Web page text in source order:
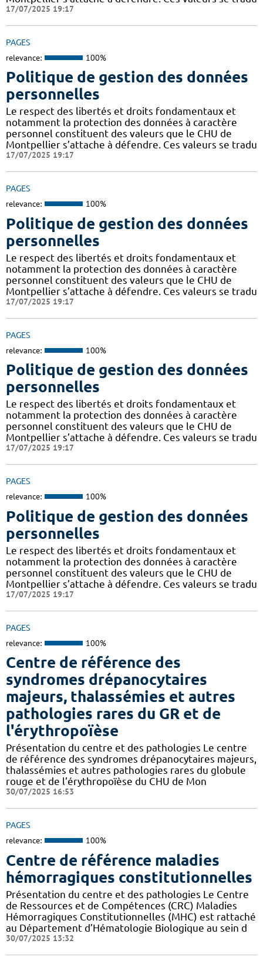
17/07/2025 19:17
PAGES
relevance: 100%
Politique de gestion des données
personnelles
Le respect des libertés et droits fondamentaux et
notamment la protection des données à caractère
personnel constituent des valeurs que le CHU de
Montpellier s’attache à défendre. Ces valeurs se tradu
17/07/2025 19:17
PAGES
relevance: 100%
Politique de gestion des données
personnelles
Le respect des libertés et droits fondamentaux et
notamment la protection des données à caractère
personnel constituent des valeurs que le CHU de
Montpellier s’attache à défendre. Ces valeurs se tradu
17/07/2025 19:17
PAGES
relevance: 100%
Politique de gestion des données
personnelles
Le respect des libertés et droits fondamentaux et
notamment la protection des données à caractère
personnel constituent des valeurs que le CHU de
Montpellier s’attache à défendre. Ces valeurs se tradu
17/07/2025 19:17
PAGES
relevance: 100%
Politique de gestion des données
personnelles
Le respect des libertés et droits fondamentaux et
notamment la protection des données à caractère
personnel constituent des valeurs que le CHU de
Montpellier s’attache à défendre. Ces valeurs se tradu
17/07/2025 19:17
PAGES
relevance: 100%
Centre de référence des
syndromes drépanocytaires
majeurs, thalassémies et autres
pathologies rares du GR et de
l'érythropoïèse
Présentation du centre et des pathologies Le centre
de référence des syndromes drépanocytaires majeurs,
thalassémies et autres pathologies rares du globule
rouge et de l’érythropoïèse du CHU de Mon
30/07/2025 16:53
PAGES
relevance: 100%
Centre de référence maladies
hémorragiques constitutionnelles
Présentation du centre et des pathologies Le Centre
de Ressources et de Compétences (CRC) Maladies
Hémorragiques Constitutionnelles (MHC) est rattaché
au Département d’Hématologie Biologique au sein d
30/07/2025 13:32